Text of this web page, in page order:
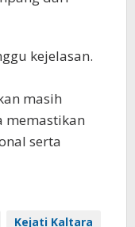
kejelasan.
masih
memastikan
serta
Kejati Kaltara